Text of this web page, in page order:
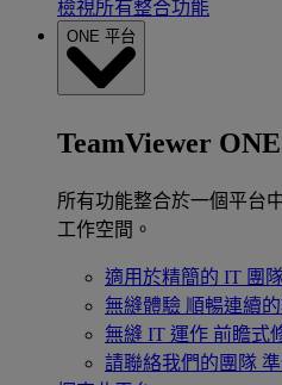
檢視所有整合功能
ONE 平台
TeamViewer
所有功能整合於一個平台
工作空間。
適用於精簡的 IT 團
無縫體驗 順暢連續
無縫 IT 運作 前瞻式
請聯絡我們的團隊